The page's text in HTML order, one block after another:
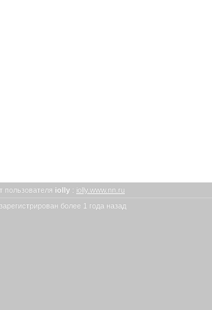
пользователя iolly : iolly.www.nn.ru
более 1 года назад